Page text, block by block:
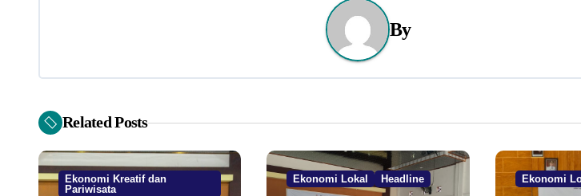
a
s
i
p
By
Related Posts
Ekonomi Kreatif dan
Pariwisata
Ekonomi Lokal Headline Ekonomi